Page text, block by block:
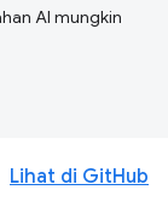
AI mungkin
Lihat di GitHub